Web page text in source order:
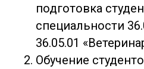
подготовка
специальности
36.05.01
Обучение